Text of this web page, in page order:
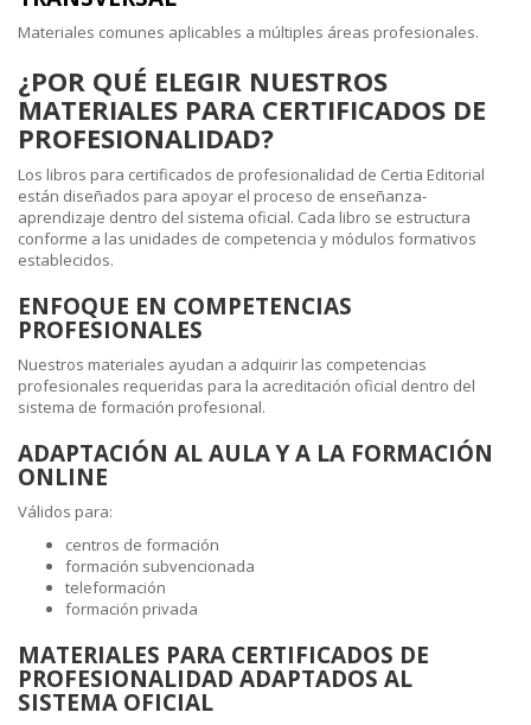
Materiales comunes aplicables a múltiples áreas profesionales.
¿POR QUÉ ELEGIR NUESTROS
MATERIALES PARA CERTIFICADOS DE
PROFESIONALIDAD?
Los libros para certificados de profesionalidad de Certia Editorial
están diseñados para apoyar el proceso de enseñanza-
aprendizaje dentro del sistema oficial. Cada libro se estructura
conforme a las unidades de competencia y módulos formativos
establecidos.
ENFOQUE EN COMPETENCIAS
PROFESIONALES
Nuestros materiales ayudan a adquirir las competencias
profesionales requeridas para la acreditación oficial dentro del
sistema de formación profesional.
ADAPTACIÓN AL AULA Y A LA FORMACIÓN
ONLINE
Válidos para:
centros de formación
formación subvencionada
teleformación
formación privada
MATERIALES PARA CERTIFICADOS DE
PROFESIONALIDAD ADAPTADOS AL
SISTEMA OFICIAL